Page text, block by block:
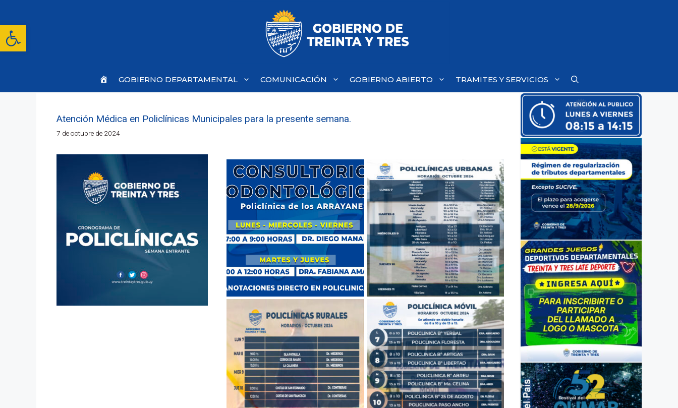
Abrir barra de herramientas
contenido
Inicio
GOBIERNO DEPARTAMENTAL COMUNICACIÓN GOBIERNO ABIERTO TRAMITES Y SERVICIOS
Atención Médica en Policlínicas Municipales para la presente semana.
7 de octubre de 2024